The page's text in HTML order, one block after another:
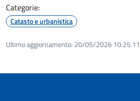
Categorie:
Catasto e urbanistica
Ultimo aggiornamento: 20/05/2026 10:25.11